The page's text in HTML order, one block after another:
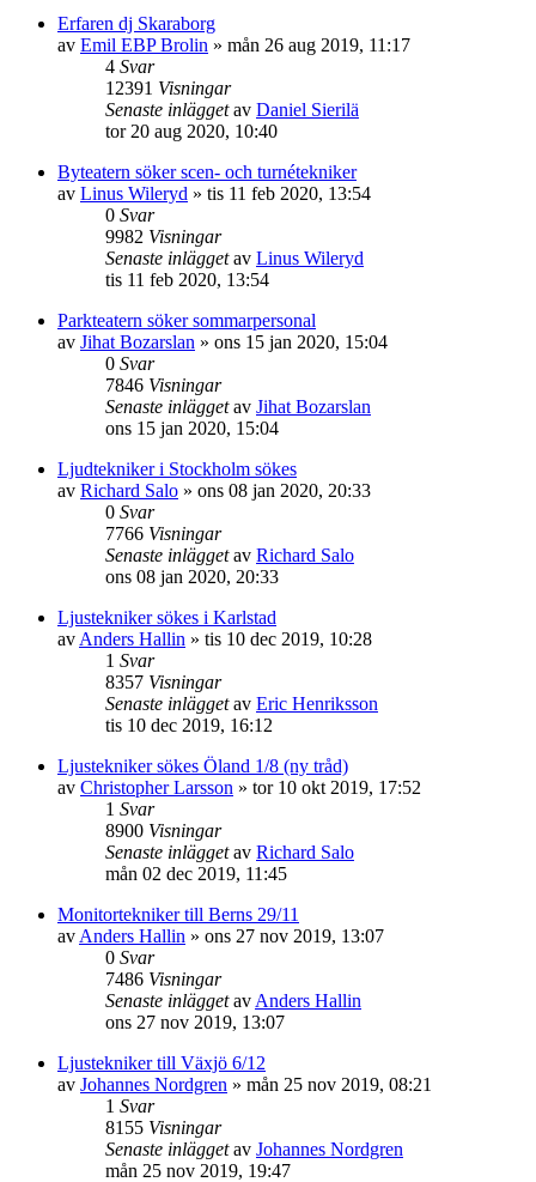
Erfaren dj Skaraborg
av Emil EBP Brolin » mån 26 aug 2019, 11:17
4 Svar
12391 Visningar
Senaste inläggetav Daniel Sierilä
tor 20 aug 2020, 10:40
Byteatern söker scen- och turnétekniker
av Linus Wileryd » tis 11 feb 2020, 13:54
0 Svar
9982 Visningar
Senaste inläggetav Linus Wileryd
tis 11 feb 2020, 13:54
Parkteatern söker sommarpersonal
av Jihat Bozarslan » ons 15 jan 2020, 15:04
0 Svar
7846 Visningar
Senaste inläggetav Jihat Bozarslan
ons 15 jan 2020, 15:04
Ljudtekniker i Stockholm sökes
av Richard Salo » ons 08 jan 2020, 20:33
0 Svar
7766 Visningar
Senaste inläggetav Richard Salo
ons 08 jan 2020, 20:33
Ljustekniker sökes i Karlstad
av Anders Hallin » tis 10 dec 2019, 10:28
1 Svar
8357 Visningar
Senaste inläggetav Eric Henriksson
tis 10 dec 2019, 16:12
Ljustekniker sökes Öland 1/8 (ny tråd)
av Christopher Larsson » tor 10 okt 2019, 17:52
1 Svar
8900 Visningar
Senaste inläggetav Richard Salo
mån 02 dec 2019, 11:45
Monitortekniker till Berns 29/11
av Anders Hallin » ons 27 nov 2019, 13:07
0 Svar
7486 Visningar
Senaste inläggetav Anders Hallin
ons 27 nov 2019, 13:07
Ljustekniker till Växjö 6/12
av Johannes Nordgren » mån 25 nov 2019, 08:21
1 Svar
8155 Visningar
Senaste inläggetav Johannes Nordgren
mån 25 nov 2019, 19:47